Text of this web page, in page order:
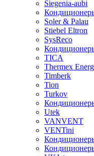
Siegenia-aubi
Soler & Palau
Stiebel Eltron
SysReco
TICA
Thermex
Timberk
Tion
Turkov
Utek
VANVENT
VENTini